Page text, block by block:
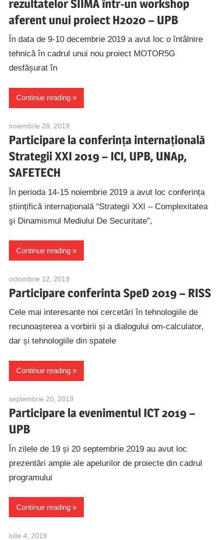
rezultatelor SIIMA într-un workshop
aferent unui proiect H2020 – UPB
În data de 9-10 decembrie 2019 a avut loc o întâlnire
tehnică în cadrul unui nou proiect MOTOR5G
desfășurat în
Continue reading
noiembrie 28, 2019
Participare la conferința internațională
Strategii XXI 2019 – ICI, UPB, UNAp,
SAFETECH
În perioda 14-15 noiembrie 2019 a avut loc conferința
științifică internațională “Strategii XXI – Complexitatea
şi Dinamismul Mediului De Securitate”,
Continue reading
octombrie 12, 2019
Participare conferinta SpeD 2019 – RISS
Cele mai interesante noi cercetări în tehnologiile de
recunoașterea a vorbirii și a dialogului om-calculator,
dar și tehnologiile din spatele
Continue reading
septembrie 20, 2019
Participare la evenimentul ICT 2019 –
UPB
În zilele de 19 și 20 septembrie 2019 au avut loc
prezentări ample ale apelurilor de proiecte din cadrul
programului
Continue reading
iulie 4, 2019